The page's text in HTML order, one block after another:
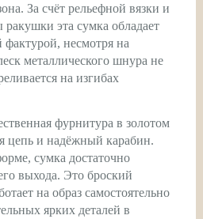
За счёт рельефной вязки и
эта сумка обладает
несмотря на
металлического шнура не
на изгибах
фурнитура в золотом
цепь и надёжный карабин.
сумка достаточно
выхода. Это броский
на образ самостоятельно
ярких деталей в